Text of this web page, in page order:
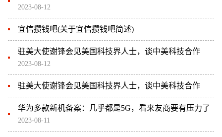
2023-08-12
宜信攒钱吧(关于宜信攒钱吧简述)
驻美大使谢锋会见美国科技界人士，谈中美科技合作
2023-08-12
驻美大使谢锋会见美国科技界人士，谈中美科技合作
华为多款新机备案：几乎都是5G，看来友商要有压力了
2023-08-11